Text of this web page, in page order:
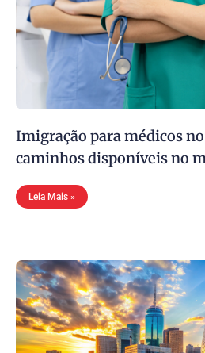
Imigração para médicos no
caminhos disponíveis no
Leia Mais »